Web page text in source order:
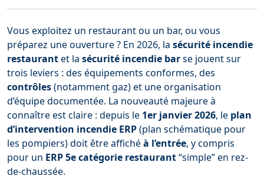
Vous exploitez un restaurant ou un bar, ou vous
préparez une ouverture ? En 2026, la sécurité incendie
restaurantet la sécurité incendie barse jouent sur
trois leviers : des équipements conformes, des
contrôles(notamment gaz) et une organisation
d’équipe documentée. La nouveauté majeure à
connaître est claire : depuis le 1er janvier 2026, le plan
d’intervention incendie ERP(plan schématique pour
les pompiers) doit être affichéà l’entrée, y compris
pour un ERP 5e catégorie restaurant“simple” en rez-
de-chaussée.